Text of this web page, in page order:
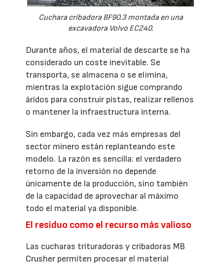
Cuchara cribadora BF90.3 montada en una
excavadora Volvo EC240.
Durante años, el material de descarte se ha
considerado un coste inevitable. Se
transporta, se almacena o se elimina,
mientras la explotación sigue comprando
áridos para construir pistas, realizar rellenos
o mantener la infraestructura interna.
Sin embargo, cada vez más empresas del
sector minero están replanteando este
modelo. La razón es sencilla: el verdadero
retorno de la inversión no depende
únicamente de la producción, sino también
de la capacidad de aprovechar al máximo
todo el material ya disponible.
El residuo como el recurso más valioso
Las cucharas trituradoras y cribadoras MB
Crusher permiten procesar el material